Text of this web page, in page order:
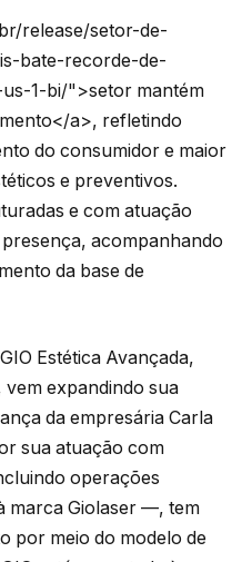
release/setor-de-
bate-recorde-de-
1-bi/">setor mantém
a>, refletindo
do consumidor e maior
e preventivos.
e com atuação
acompanhando
da base de
Estética Avançada,
expandindo sua
da empresária Carla
sua atuação com
operações
marca Giolaser —, tem
por meio do modelo de